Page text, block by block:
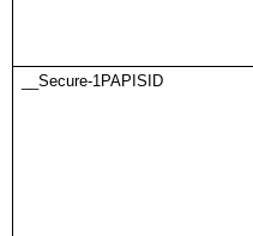
__Secure-1PAPISID